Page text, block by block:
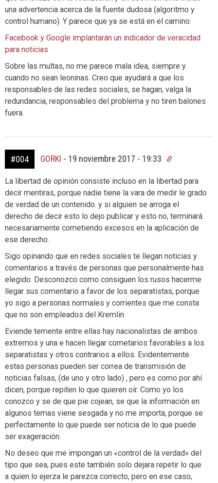
una advertencia acerca de la fuente dudosa (algoritmo y
control humano). Y parece que ya se está en el camino:
Facebook y Google implantarán un indicador de veracidad
para noticias
Sobre las multas, no me parece mala idea, siempre y
cuando no sean leoninas. Creo que ayudará a que los
responsables de las redes sociales, se hagan, valga la
redundancia, responsables del problema y no tiren balones
fuera.
#004 GORKI - 19 noviembre 2017 - 19:33
La libertad de opinión consiste incluso en la libertad para
decir mentiras, porque nadie tiene la vara de medir le grado
de verdad de un contenido. y si alguien se arroga el
derecho de decir esto lo dejo publicar y esto no, terminará
necesariamente cometiendo excesos en la aplicación de
ese derecho.
Sigo opinando que en redes sociales te llegan noticias y
comentarios a través de personas que personalmente has
elegido. Desconozco como consiguen los rusos hacerme
llegar sus comentario a favor de los separatistas, porque
yo sigo a personas normales y corrientes que me consta
que no son empleados del Kremlin.
Eviende temente entre ellas hay nacionalistas de ambos
extremos y una e hacen llegar cometarios favorables a los
separatistas y otros contrarios a ellos. Evidentemente
estas personas pueden ser correa de transmisión de
noticias falsas, (de uno y otro lado) , pero es como por ahí
dicen, porque repiten lo que quieren oír. Como yo los
conozco y se de que pie cojean, se que la información en
algunos temas viene sesgada y no me importa, porque se
perfectamente lo que puede ser noticia de lo que puede
ser exageración.
No deseo que me impongan un «control de la verdad» del
tipo que sea, pues este también solo dejara repetir lo que
a quien lo ejerza le parezca correcto, pero en ese caso,